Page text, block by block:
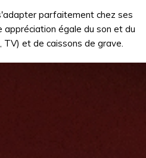
parfaitement chez ses
appréciation égale du son et du
et de caissons de grave.